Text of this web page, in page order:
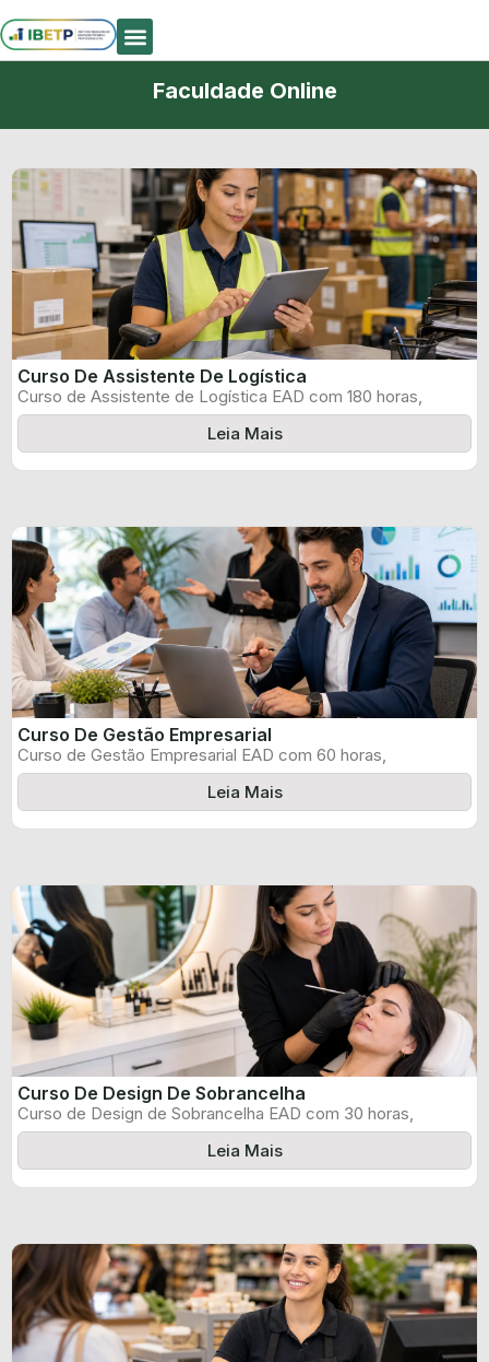
Faculdade Online
Curso De Assistente De Logística
Curso de Assistente de Logística EAD com 180 horas,
certificado informado pelo produtor ...
Leia Mais
Curso De Gestão Empresarial
Curso de Gestão Empresarial EAD com 60 horas,
certificado informado pelo produtor e ...
Leia Mais
Curso De Design De Sobrancelha
Curso de Design de Sobrancelha EAD com 30 horas,
certificado informado pelo produtor ...
Leia Mais